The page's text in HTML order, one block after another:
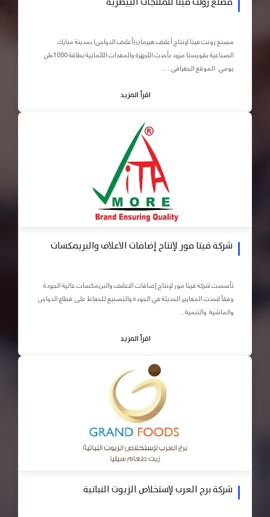
مصنع رونت فيتا لإنتاج أعلاف هيرمان (أعلاف الدواجن) بمدينة مبارك
الصناعية بقويسنا مزود بأحدث الأجهزة والمعدات الآلمانية بطاقة 1000طن
يومي الموقع الجغرافى : ...
اقرأ المزيد
شركة فيتا مور لإنتاج إضافات الاعلاف والبريمكسات
تأسست شركة فيتا مور لإنتاج إضافات الاعلاف والبريمكسات عالية الجودة
وفقاً لاحدث المعايير الحديثة في الجودة والتصنيع للحفاظ على قطاع الدواجن
والماشية والتنمية...
اقرأ المزيد
شركة برج العرب لإستخلاص الزيوت النباتية